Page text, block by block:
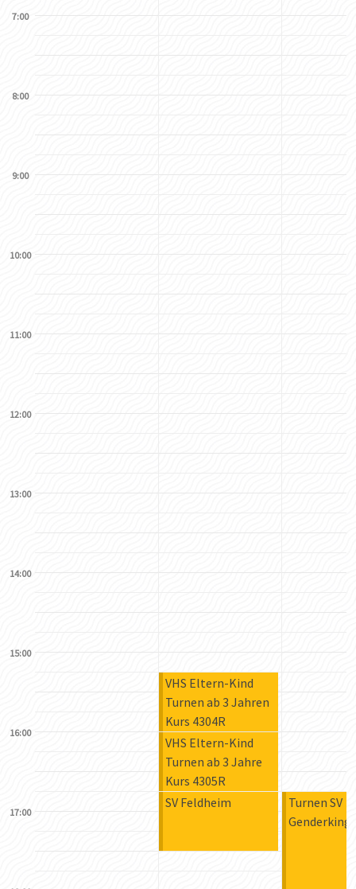
7:00
8:00
9:00
10:00
11:00
12:00
13:00
14:00
15:00
VHS Eltern-Kind
Turnen ab 3 Jahren
Kurs 4304R
16:00
VHS Eltern-Kind
Turnen ab 3 Jahre
Kurs 4305R
SV Feldheim
Turnen SV
17:00